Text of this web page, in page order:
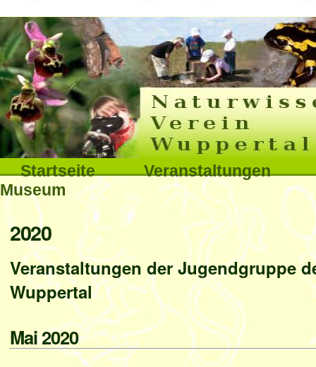
Direkt
zum
Inhalt
|
Direkt
zur
Navigation
Sektionen
Startseite
Veranstaltungen
Museum
Benutzerspezifische
Werkzeuge
Interna
2020
Veranstaltungen der Jugendgruppe
Wuppertal
Mai 2020